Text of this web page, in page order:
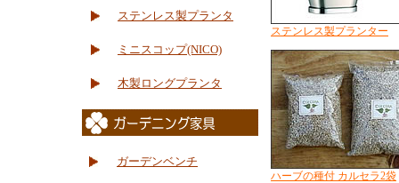
ステンレス製プランタ
ミニスコップ(NICO)
木製ロングプランタ
ガーデンベンチ
ステンレス製プランター
ハーブの種付 カルセラ2袋